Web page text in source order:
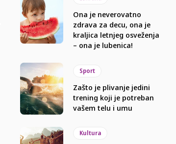
Ona je neverovatno
zdrava za decu, ona je
kraljica letnjeg osveženja
– ona je lubenica!
Sport
Zašto je plivanje jedini
trening koji je potreban
vašem telu i umu
Kultura